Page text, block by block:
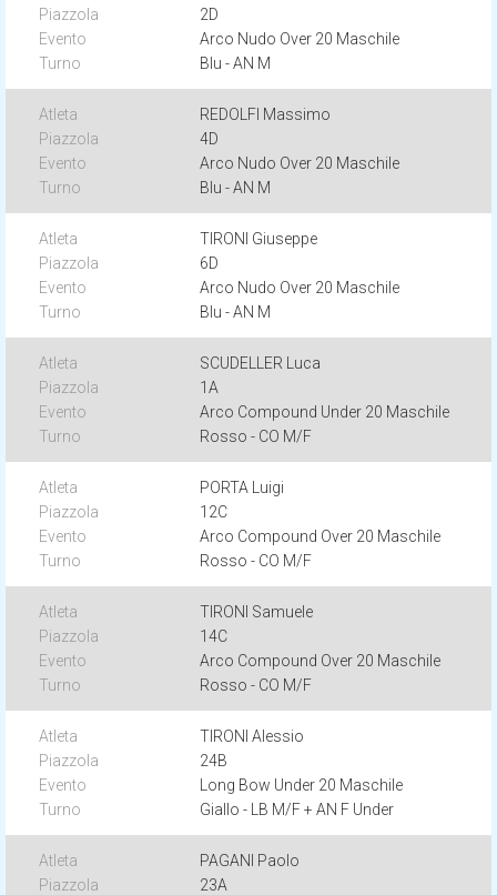
2D
Arco Nudo Over 20 Maschile
Blu - AN M
REDOLFI Massimo
4D
Arco Nudo Over 20 Maschile
Blu - AN M
TIRONI Giuseppe
6D
Arco Nudo Over 20 Maschile
Blu - AN M
SCUDELLER Luca
1A
Arco Compound Under 20 Maschile
Rosso - CO M/F
PORTA Luigi
12C
Arco Compound Over 20 Maschile
Rosso - CO M/F
TIRONI Samuele
14C
Arco Compound Over 20 Maschile
Rosso - CO M/F
TIRONI Alessio
24B
Long Bow Under 20 Maschile
Giallo - LB M/F + AN F Under
PAGANI Paolo
23A